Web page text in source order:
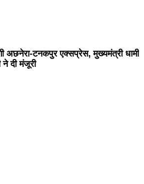
अछनेरा-टनकपुर एक्सप्रेस, मुख्यमंत्री धामी
दी मंजूरी